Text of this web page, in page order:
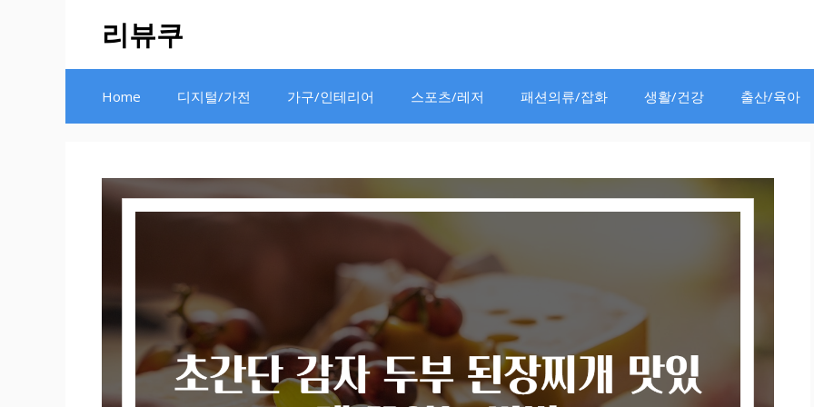
리뷰쿠
Home 디지털/가전 가구/인테리어 스포츠/레저 패션의류/잡화 생활/건강 출산/육아